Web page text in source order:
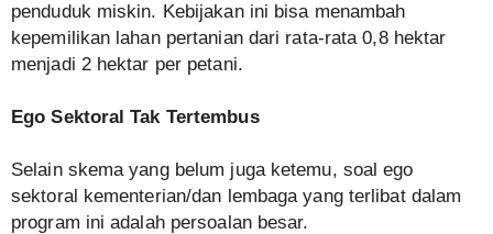
penduduk miskin. Kebijakan ini bisa menambah
kepemilikan lahan pertanian dari rata-rata 0,8 hektar
menjadi 2 hektar per petani.
Ego Sektoral Tak Tertembus
Selain skema yang belum juga ketemu, soal ego
sektoral kementerian/dan lembaga yang terlibat dalam
program ini adalah persoalan besar.